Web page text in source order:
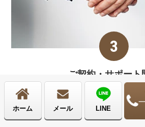
ご契約・サポート
サポート内容、費用にご納得いただけ
ます。契約後は問題解決に向けて、サ
だきます。
ホーム メール LINE